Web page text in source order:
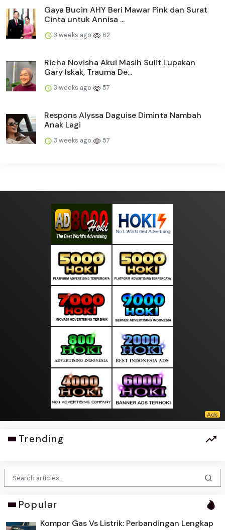
Gaya Bucin AHY Beri Mawar Pink dan Surat
Cinta untuk Annisa ...
3 weeks ago 62
Richa Novisha Akui Masih Sulit Lupakan
Gary Iskak, Trauma De...
3 weeks ago 57
Respons Alyssa Daguise Diminta Nambah
Anak Lagi
3 weeks ago 57
Trending
Popular
Kompor Gas Vs Listrik: Perbandingan Lengkap